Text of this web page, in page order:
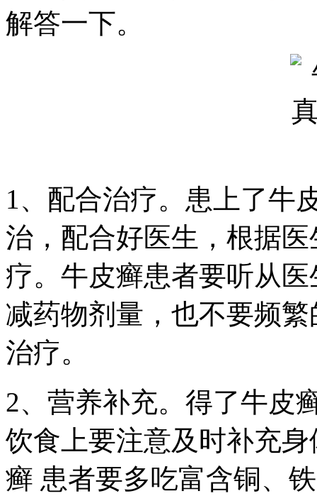
解答一下。
1、配合治疗。患上了牛
治，配合好医生，根据
疗。牛皮癣患者要听从
减药物剂量，也不要频
治疗。
2、营养补充。得了牛皮
饮食上要注意及时补充
癣 患者要多吃富含铜、